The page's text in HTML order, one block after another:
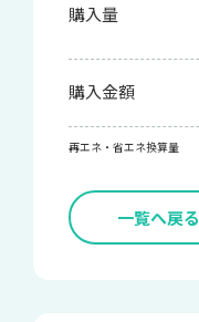
購入量
購入金額
再エネ・省エネ換算量
一覧へ戻る